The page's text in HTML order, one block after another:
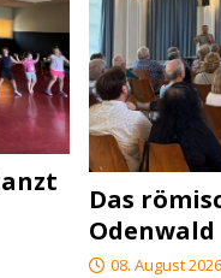
Das
Odenwald
08. August 2026